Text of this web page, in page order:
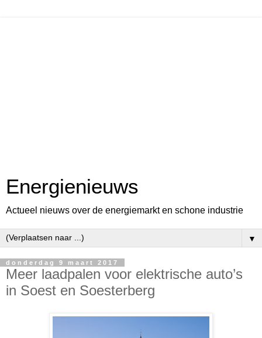
Energienieuws
Actueel nieuws over de energiemarkt en schone industrie
▼
donderdag 9 maart 2017
Meer laadpalen voor elektrische auto’s
in Soest en Soesterberg